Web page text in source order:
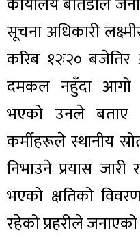
सूचना अधिकारी
करिब १२ः२०
दमकल नहुँदा आगो
भएको उनले बताए
कर्मीहरूले स्थानीय
निभाउने प्रयास
भएको क्षतिको
रहेको प्रहरीले